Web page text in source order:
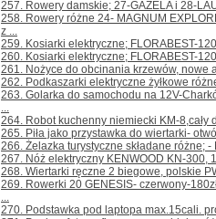
257. Rowery damskie; 27-GAZELA i 28-
258. Rowery różne 24- MAGNUM
z ...
259. Kosiarki elektryczne; FLORABEST-
260. Kosiarki elektryczne; FLORABEST-
261. Nożyce do obcinania krzewów, nowe
262. Podkaszarki elektryczne żyłkowe
263. Golarka do samochodu na 12V-
...
264. Robot kuchenny niemiecki KM-8,cały
265. Piła jako przystawka do wiertarki-
266. Żelazka turystyczne składane różne;
267. Nóż elektryczny KENWOOD KN-300,
268. Wiertarki ręczne 2 biegowe, polskie
269. Rowerki 20 GENESIS- czerwony-
...
270. Podstawka pod laptopa max.15cali.